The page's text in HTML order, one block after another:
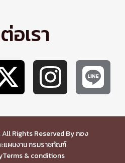
อเรา
Rights Reserved By กอง
แผนงาน กรมราชทัณฑ์
Terms & conditions